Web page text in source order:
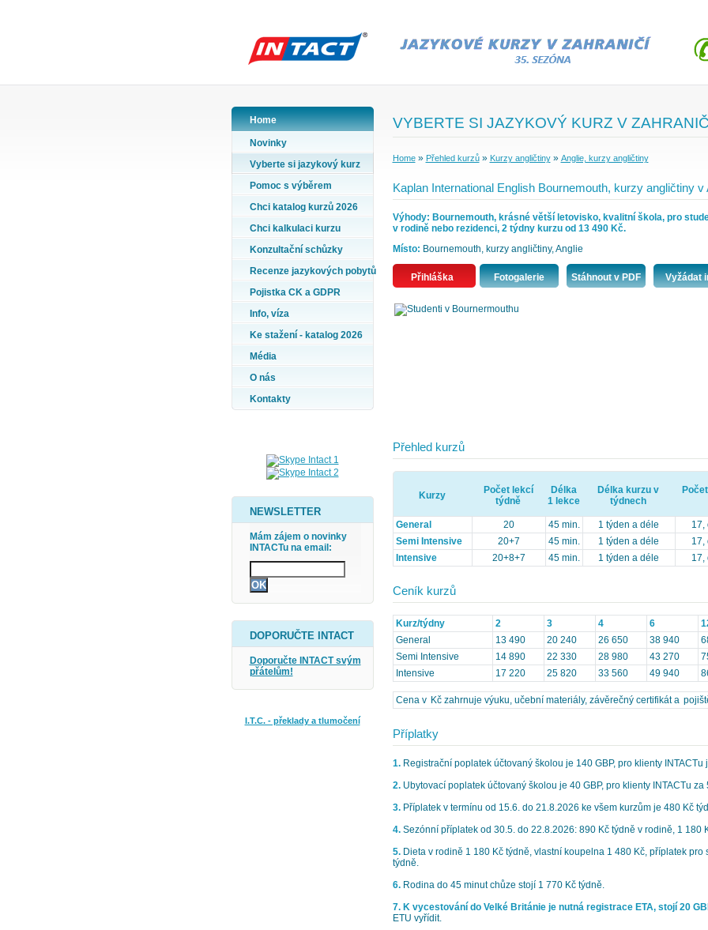
Home
Novinky
Vyberte si jazykový kurz
Pomoc s výběrem
Chci katalog kurzů 2026
Chci kalkulaci kurzu
Konzultační schůzky
Recenze jazykových pobytů
Pojistka CK a GDPR
Info, víza
Ke stažení - katalog 2026
Média
O nás
Kontakty
NEWSLETTER
Mám zájem o novinky
INTACTu na email:
DOPORUČTE INTACT
Doporučte INTACT svým
přátelům!
I.T.C. - překlady a tlumočení
VYBERTE SI JAZYKOVÝ KURZ V
Home» Přehled kurzů» Kurzy angličtiny» Anglie, kurzy angličtiny
Kaplan International English Bournemouth, kurzy angličtiny v
Výhody: Bournemouth, krásné větší letovisko, kvalitní škola, pro
v rodině nebo rezidenci, 2 týdny kurzu od 13 490 Kč.
Místo: Bournemouth, kurzy angličtiny, Anglie
Přihláška Fotogalerie Stáhnout v PDF Vyžádat
Přehled kurzů
Kurzy
Počet lekcí
týdně
Délka
1 lekce
Délka kurzu v
týdnech
General
20 45 min. 1 týden a déle 17,
Semi Intensive
20+7 45 min. 1 týden a déle 17,
Intensive
20+8+7 45 min. 1 týden a déle 17,
Ceník kurzů
Kurz/týdny 2 3 4 6
General
13 490 20 240 26 650 38 940
Semi Intensive
14 890 22 330 28 980 43 270
Intensive
17 220 25 820 33 560 49 940
Cena v Kč zahrnuje výuku, učební materiály, závěrečný certifikát a
Příplatky
1.Registrační poplatek účtovaný školou je 140 GBP, pro klienty INTACTu
2.Ubytovací poplatek účtovaný školou je 40 GBP, pro klienty INTACTu za
3.Příplatek v termínu od 15.6. do 21.8.2026 ke všem kurzům je 480 Kč
4.Sezónní příplatek od 30.5. do 22.8.2026: 890 Kč týdně v rodině, 1 180
5.Dieta v rodině 1 180 Kč týdně, vlastní koupelna 1 480 Kč, příplatek pro
týdně.
6.Rodina do 45 minut chůze stojí 1 770 Kč týdně.
7. K vycestování do Velké Británie je nutná registrace ETA, stojí 20
ETU vyřídit.